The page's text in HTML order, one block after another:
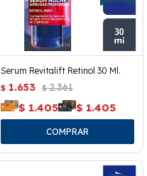
Serum Revitalift Retinol 30 Ml.
$ 1.653 $ 2.361
$ 1.405 $ 1.405